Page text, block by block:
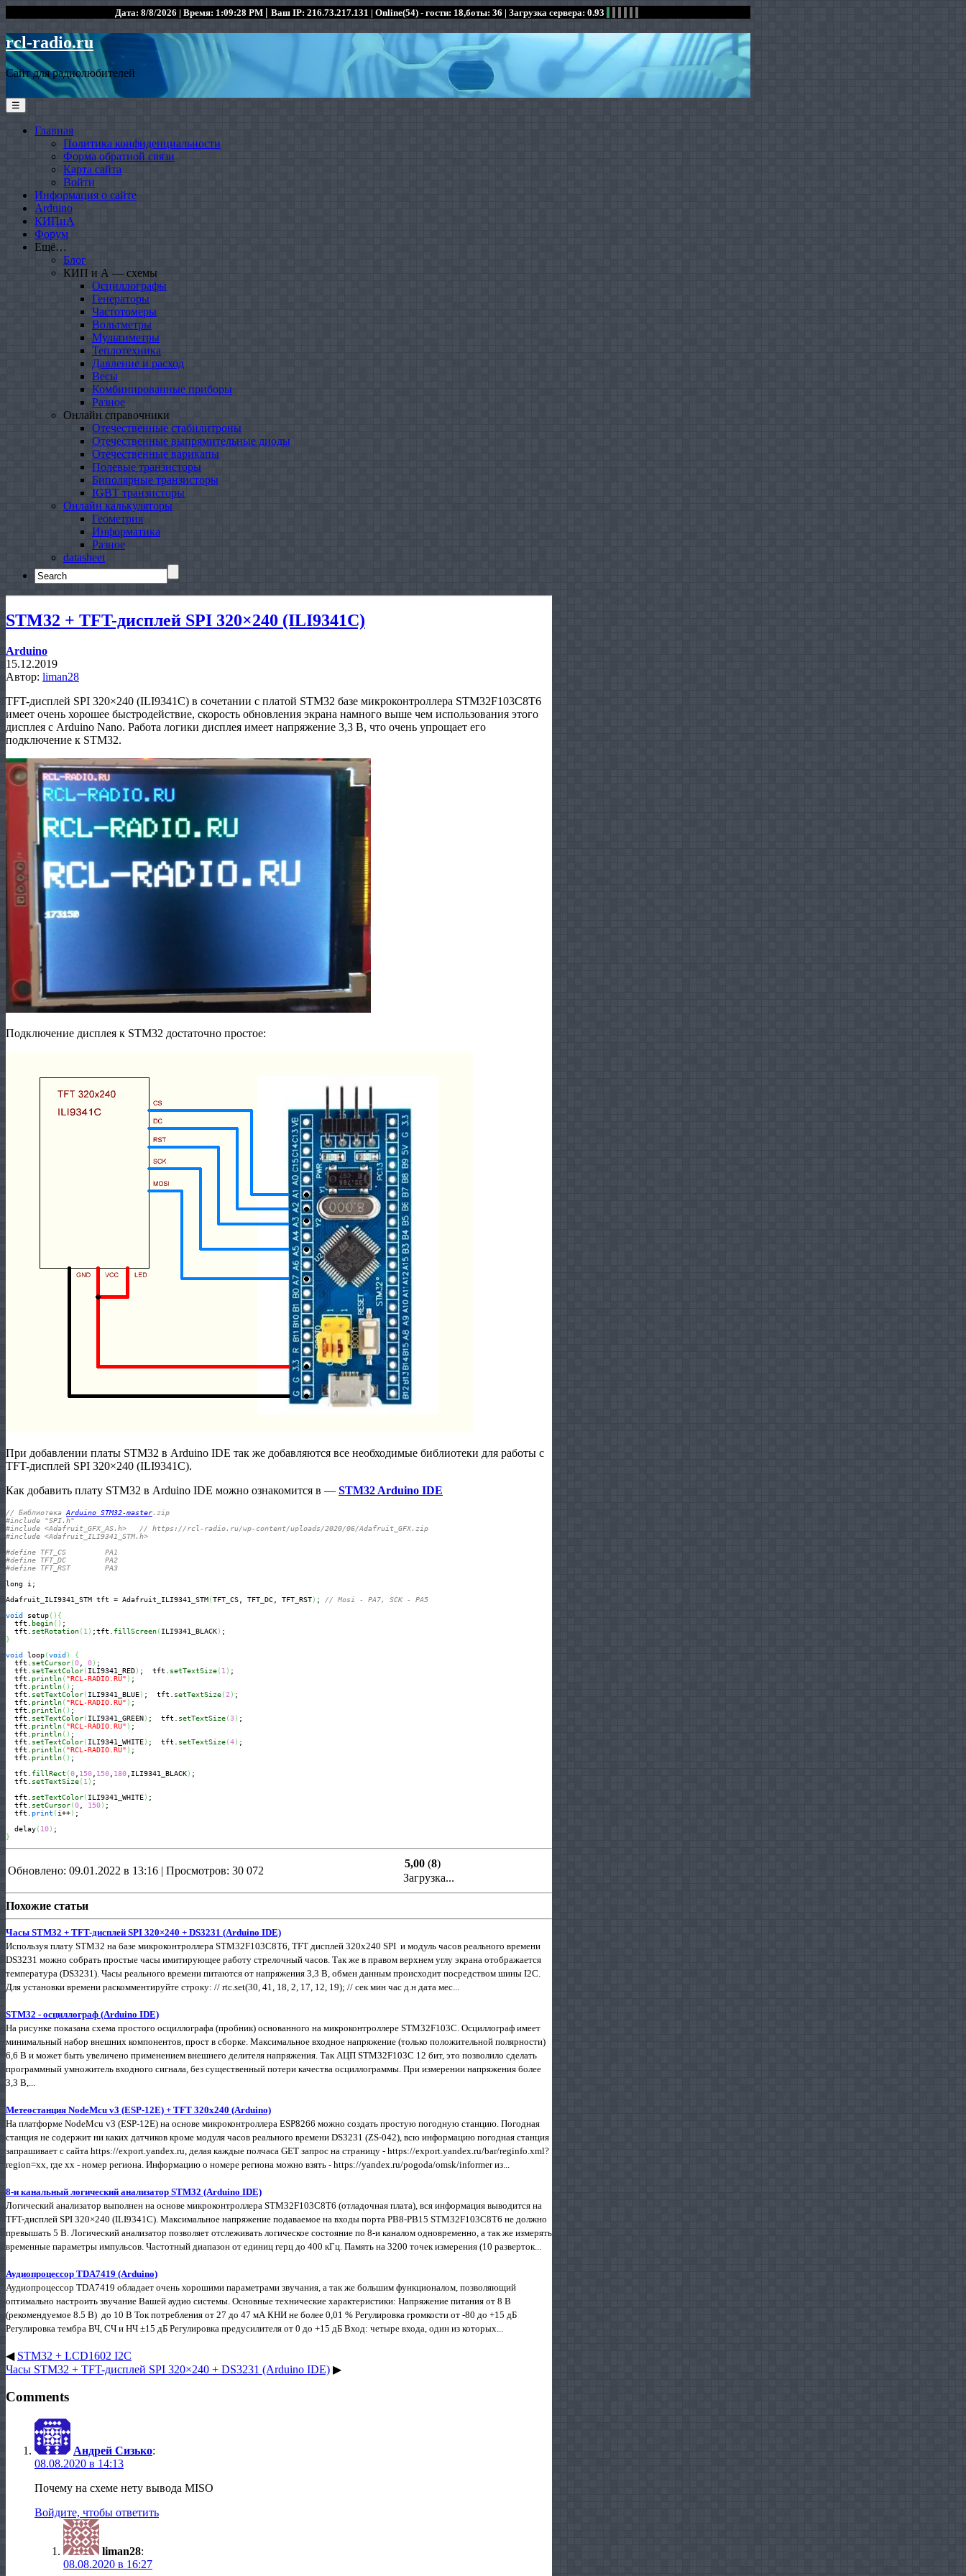
Дата: 8/8/2026 | Время: 1:09:28 PM | Ваш IP: 216.73.217.131 | Online(54) - гости: 18,боты: 36 | Загрузка сервера: 0.93
rcl-radio.ru
Сайт для радиолюбителей
☰
Главная
Политика конфиденциальности
Форма обратной связи
Карта сайта
Войти
Информация о сайте
Arduino
КИПиА
Форум
Ещё…
Блог
КИП и А — схемы
Осциллографы
Генераторы
Частотомеры
Вольтметры
Мультиметры
Теплотехника
Давление и расход
Весы
Комбинированные приборы
Разное
Онлайн справочники
Отечественные стабилитроны
Отечественные выпрямительные диоды
Отечественные варикапы
Полевые транзисторы
Биполярные транзисторы
IGBT транзисторы
Онлайн калькуляторы
Геометрия
Информатика
Разное
datasheet
Search
for:
STM32 + TFT-дисплей SPI 320×240 (ILI9341C)
Arduino
15.12.2019
Автор: liman28
TFT-дисплей SPI 320×240 (ILI9341C) в сочетании с платой STM32 базе микроконтроллера STM32F103C8T6
имеет очень хорошее быстродействие, скорость обновления экрана намного выше чем использования этого
дисплея с Arduino Nano. Работа логики дисплея имеет напряжение 3,3 В, что очень упрощает его
подключение к STM32.
Подключение дисплея к STM32 достаточно простое:
При добавлении платы STM32 в Arduino IDE так же добавляются все необходимые библиотеки для работы с
TFT-дисплей SPI 320×240 (ILI9341C).
Как добавить плату STM32 в Arduino IDE можно ознакомится в — STM32 Arduino IDE
// Библиотека Arduino_STM32-master.zip
#include "SPI.h"
#include <Adafruit_GFX_AS.h>   // https://rcl-radio.ru/wp-content/uploads/2020/06/Adafruit_GFX.zip
#include <Adafruit_ILI9341_STM.h>
#define TFT_CS         PA1
#define TFT_DC         PA2
#define TFT_RST        PA3
long i;
Adafruit_ILI9341_STM tft = Adafruit_ILI9341_STM(TFT_CS, TFT_DC, TFT_RST) ; // Mosi - PA7, SCK - PA5
void setup( ) {
  tft.
begin( ) ;
  tft.
setRotation( 1 ) ;tft. fillScreen( ILI9341_BLACK)
}
void loop(void )
{
  tft.
setCursor(0 0) ;
  tft.
setTextColor( ILI9341_RED) ;  tft. setTextSize( 1 ) ;
  tft.
println( "RCL-RADIO.RU" ) ;
  tft.
println( ) ;
  tft.
setTextColor( ILI9341_BLUE) ;  tft. setTextSize(2 ) ;
  tft.
println( "RCL-RADIO.RU" ) ;
  tft.
println( ) ;
  tft.
setTextColor( ILI9341_GREEN) ;  tft. setTextSize(3) ;
  tft.
println( "RCL-RADIO.RU" ) ;
  tft.
println( ) ;
  tft.
setTextColor( ILI9341_WHITE) ;  tft. setTextSize(4) ;
  tft.
println( "RCL-RADIO.RU" ) ;
  tft.
println( ) ;
  tft.
fillRect (0 150 150 180 ,ILI9341_BLACK) ;
  tft.
setTextSize( 1 ) ;
  tft.
setTextColor( ILI9341_WHITE) ;
  tft.
setCursor(0 150) ;
  tft.
print ( i++) ;
  delay
( 10)
}
Обновлено: 09.01.2022 в 13:16 | Просмотров: 30 072
5,00 (8)
Загрузка...
Похожие статьи
Часы STM32 + TFT-дисплей SPI 320×240 + DS3231 (Arduino IDE)
Используя плату STM32 на базе микроконтроллера STM32F103C8T6, TFT дисплей 320x240 SPI и модуль часов реального времени
DS3231 можно собрать простые часы имитирующее работу стрелочный часов. Так же в правом верхнем углу экрана отображается
температура (DS3231). Часы реального времени питаются от напряжения 3,3 В, обмен данным происходит посредством шины I2C.
Для установки времени раскомментируйте строку: // rtc.set(30, 41, 18, 2, 17, 12, 19); // сек мин час д.н дата мес...
STM32 - осциллограф (Arduino IDE)
На рисунке показана схема простого осциллографа (пробник) основанного на микроконтроллере STM32F103C. Осциллограф имеет
минимальный набор внешних компонентов, прост в сборке. Максимальное входное напряжение (только положительной полярности)
6,6 В и может быть увеличено применением внешнего делителя напряжения. Так АЦП STM32F103C 12 бит, это позволило сделать
программный умножитель входного сигнала, без существенный потери качества осциллограммы. При измерении напряжения более
3,3 В,...
Метеостанция NodeMcu v3 (ESP-12E) + TFT 320x240 (Arduino)
На платформе NodeMcu v3 (ESP-12E) на основе микроконтроллера ESP8266 можно создать простую погодную станцию. Погодная
станция не содержит ни каких датчиков кроме модуля часов реального времени DS3231 (ZS-042), всю информацию погодная станция
запрашивает с сайта https://export.yandex.ru, делая каждые полчаса GET запрос на страницу - https://export.yandex.ru/bar/reginfo.xml?
region=xx, где хх - номер региона. Информацию о номере региона можно взять - https://yandex.ru/pogoda/omsk/informer из...
8-и канальный логический анализатор STM32 (Arduino IDE)
Логический анализатор выполнен на основе микроконтроллера STM32F103C8T6 (отладочная плата), вся информация выводится на
TFT-дисплей SPI 320×240 (ILI9341C). Максимальное напряжение подаваемое на входы порта PB8-PB15 STM32F103C8T6 не должно
превышать 5 В. Логический анализатор позволяет отслеживать логическое состояние по 8-и каналом одновременно, а так же измерять
временные параметры импульсов. Частотный диапазон от единиц герц до 400 кГц. Память на 3200 точек измерения (10 разверток...
Аудиопроцессор TDA7419 (Arduino)
Аудиопроцессор TDA7419 обладает очень хорошими параметрами звучания, а так же большим функционалом, позволяющий
оптимально настроить звучание Вашей аудио системы. Основные технические характеристики: Напряжение питания от 8 В
(рекомендуемое 8.5 В) до 10 В Ток потребления от 27 до 47 мА КНИ не более 0,01 % Регулировка громкости от -80 до +15 дБ
Регулировка тембра ВЧ, СЧ и НЧ ±15 дБ Регулировка предусилителя от 0 до +15 дБ Вход: четыре входа, один из которых...
◀ STM32 + LCD1602 I2C
Часы STM32 + TFT-дисплей SPI 320×240 + DS3231 (Arduino IDE) ▶
Comments
Андрей Сизько:
08.08.2020 в 14:13
Почему на схеме нету вывода MISO
Войдите, чтобы ответить
liman28:
08.08.2020 в 16:27